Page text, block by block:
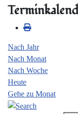
Nach Jahr
Nach Monat
Nach Woche
Heute
Gehe zu Monat